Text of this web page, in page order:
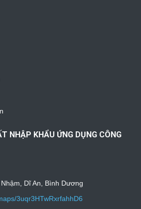
NHẬP KHẨU ỨNG DỤNG CÔNG
Dĩ An, Bình Dương
3uqr3HTwRxrfahhD6